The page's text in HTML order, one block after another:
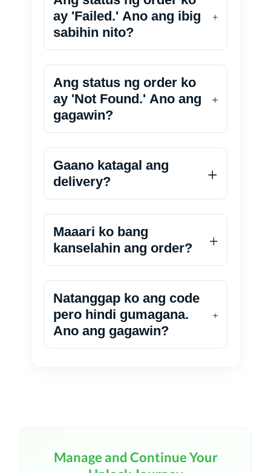
ay 'Failed.' Ano ang ibig
sabihin nito?
Ang status ng order ko
ay 'Not Found.' Ano ang
gagawin?
Gaano katagal ang
delivery?
Maaari ko bang
kanselahin ang order?
Natanggap ko ang code
pero hindi gumagana.
Ano ang gagawin?
Manage and Continue Your